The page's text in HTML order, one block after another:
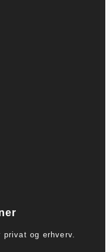
privat og erhverv.